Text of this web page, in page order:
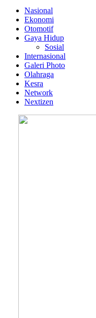
Nasional
Ekonomi
Otomotif
Gaya Hidup
Sosial
Internasional
Galeri Photo
Olahraga
Kesra
Network
Nextizen